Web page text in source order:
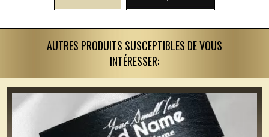
AUTRES PRODUITS SUSCEPTIBLES DE VOUS
INTÉRESSER: